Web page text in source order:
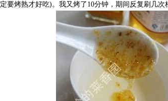
定要烤熟才好吃)。我又烤了10分钟，期间反复刷几次